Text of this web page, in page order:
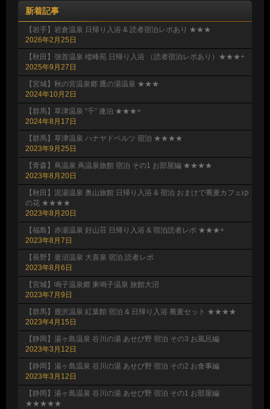
新着記事
【岩手】岩倉温泉 日帰り入浴 & 読者宿泊レポあり ★★★
2026年2月25日
【秋田】強首温泉 樅峰苑 日帰り入浴 （読者宿泊レポあり）★★★+
2025年9月27日
【宮城】秋の宮温泉郷 鷹の湯温泉 ★★★
2024年10月2日
【群馬】草津温泉 “千” 連泊 ★★★+
2024年8月17日
【群馬】草津温泉 ハナヤドベルツ 宿泊 ★★★★
2023年9月25日
【青森】蔦温泉 蔦温泉旅館 宿泊 その1 お部屋編 ★★★★
2023年8月20日
【秋田】泥湯温泉 奥山旅館 日帰り入浴 & 宿泊 おまけで蕎麦カフェゆ
の花 ★★★★
2023年8月20日
【福島】赤湯温泉 好山荘 日帰り入浴 & 宿泊読者レポ ★★★+
2023年8月7日
【長野】釜沼温泉 大喜泉 宿泊 読者レポ
2023年8月6日
【宮城】鳴子温泉郷 東鳴子温泉 旅館大沼
2023年7月9日
【群馬】鹿沢温泉 紅葉館 宿泊 & 日帰り入浴 蕎麦セット ★★★★
2023年4月15日
【静岡】湯ヶ島温泉 谷川の湯 あせび野 宿泊 その3 お風呂編
2023年3月12日
【静岡】湯ヶ島温泉 谷川の湯 あせび野 宿泊 その2 お食事編
2023年3月12日
【静岡】湯ヶ島温泉 谷川の湯 あせび野 宿泊 その1 お部屋編
★★★★★